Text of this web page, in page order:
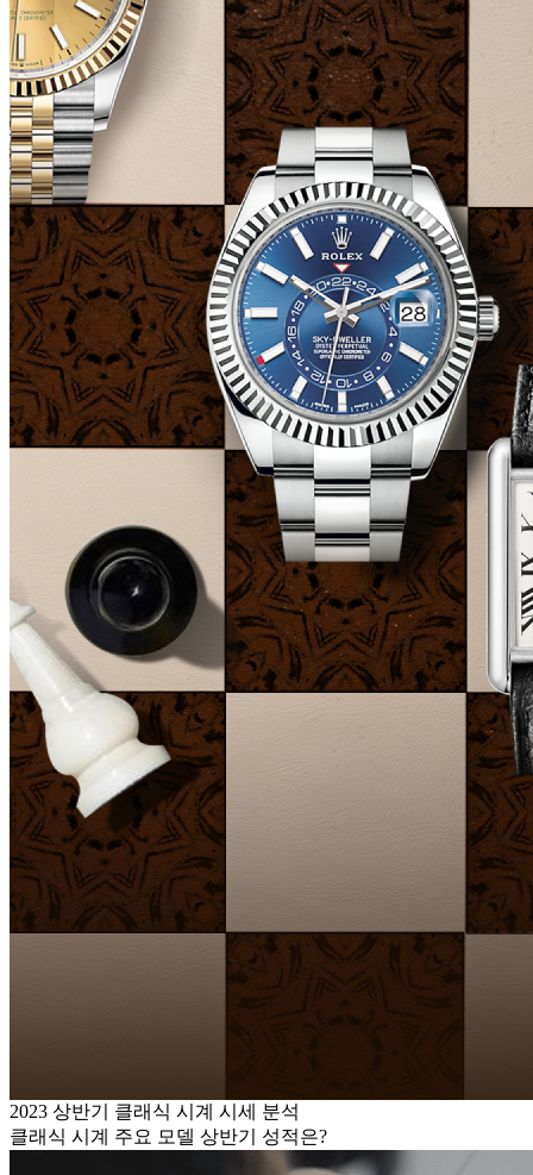
2023 상반기 클래식 시계 시세 분석
클래식 시계 주요 모델 상반기 성적은?